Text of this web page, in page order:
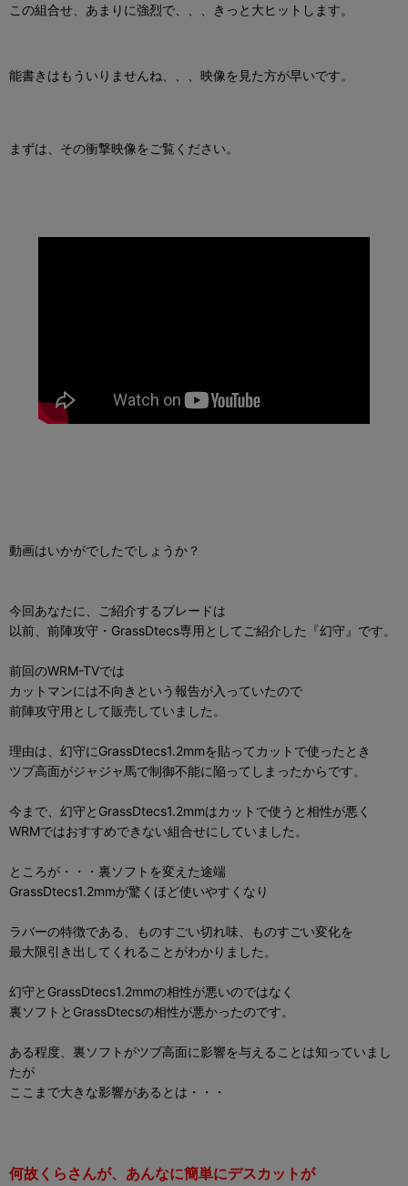
この組合せ、あまりに強烈で、、、きっと大ヒットします。
能書きはもういりませんね、、、映像を見た方が早いです。
まずは、その衝撃映像をご覧ください。
動画はいかがでしたでしょうか？
今回あなたに、ご紹介するブレードは
以前、前陣攻守・GrassDtecs専用としてご紹介した『幻守』です。
前回のWRM-TVでは
カットマンには不向きという報告が入っていたので
前陣攻守用として販売していました。
理由は、幻守にGrassDtecs1.2mmを貼ってカットで使ったとき
ツブ高面がジャジャ馬で制御不能に陥ってしまったからです。
今まで、幻守とGrassDtecs1.2mmはカットで使うと相性が悪く
WRMではおすすめできない組合せにしていました。
ところが・・・裏ソフトを変えた途端
GrassDtecs1.2mmが驚くほど使いやすくなり
ラバーの特徴である、ものすごい切れ味、ものすごい変化を
最大限引き出してくれることがわかりました。
幻守とGrassDtecs1.2mmの相性が悪いのではなく
裏ソフトとGrassDtecsの相性が悪かったのです。
ある程度、裏ソフトがツブ高面に影響を与えることは知っていまし
たが
ここまで大きな影響があるとは・・・
何故くらさんが、あんなに簡単にデスカットが